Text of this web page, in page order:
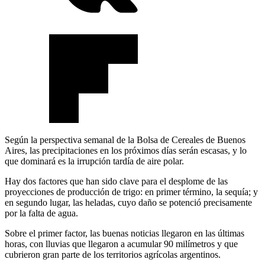
Según la perspectiva semanal de la Bolsa de Cereales de Buenos
Aires, las precipitaciones en los próximos días serán escasas, y lo
que dominará es la irrupción tardía de aire polar.
Hay dos factores que han sido clave para el desplome de las
proyecciones de producción de trigo: en primer término, la sequía; y
en segundo lugar, las heladas, cuyo daño se potenció precisamente
por la falta de agua.
Sobre el primer factor, las buenas noticias llegaron en las últimas
horas, con lluvias que llegaron a acumular 90 milímetros y que
cubrieron gran parte de los territorios agrícolas argentinos.